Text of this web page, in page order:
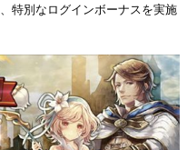
特別なログインボーナスを実施